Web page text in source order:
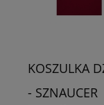
KOSZULKA
- SZNAUCER